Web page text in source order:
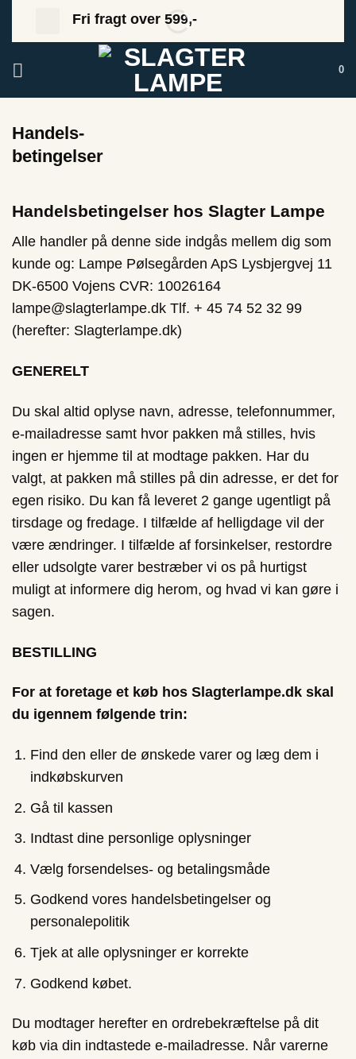
Fri fragt over 599,-
0
Handels-
betingelser
Handelsbetingelser hos Slagter Lampe
Alle handler på denne side indgås mellem dig som
kunde og: Lampe Pølsegården ApS Lysbjergvej 11
DK-6500 Vojens CVR: 10026164
lampe@slagterlampe.dk Tlf. + 45 74 52 32 99
(herefter: Slagterlampe.dk)
GENERELT
Du skal altid oplyse navn, adresse, telefonnummer,
e-mailadresse samt hvor pakken må stilles, hvis
ingen er hjemme til at modtage pakken. Har du
valgt, at pakken må stilles på din adresse, er det for
egen risiko. Du kan få leveret 2 gange ugentligt på
tirsdage og fredage. I tilfælde af helligdage vil der
være ændringer. I tilfælde af forsinkelser, restordre
eller udsolgte varer bestræber vi os på hurtigst
muligt at informere dig herom, og hvad vi kan gøre i
sagen.
BESTILLING
For at foretage et køb hos Slagterlampe.dk skal
du igennem følgende trin:
Find den eller de ønskede varer og læg dem i
indkøbskurven
Gå til kassen
Indtast dine personlige oplysninger
Vælg forsendelses- og betalingsmåde
Godkend vores handelsbetingelser og
personalepolitik
Tjek at alle oplysninger er korrekte
Godkend købet.
Du modtager herefter en ordrebekræftelse på dit
køb via din indtastede e-mailadresse. Når varerne